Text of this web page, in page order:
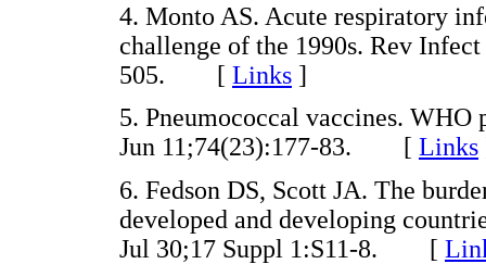
4. Monto AS. Acute respiratory
challenge of the 1990s. Rev
505. [ Links ]
5. Pneumococcal vaccines.
Jun 11;74(23):177-83. [ Links
6. Fedson DS, Scott JA. The
developed and developing
Jul 30;17 Suppl 1:S11-8. [